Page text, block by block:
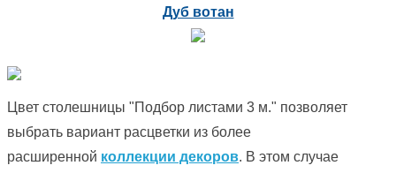
Дуб вотан
Цвет столешницы "Подбор листами 3 м." позволяет
выбрать вариант расцветки из более
расширенной коллекции декоров. В этом случае